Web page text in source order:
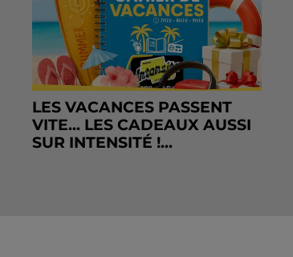
LES VACANCES PASSENT
VITE... LES CADEAUX AUSSI
SUR INTENSITÉ !...